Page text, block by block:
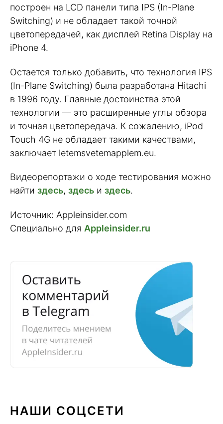
построен на LCD панели типа IPS (In-Plane
Switching) и не обладает такой точной
цветопередачей, как дисплей Retina Display на
iPhone 4.
Остается только добавить, что технология IPS
(In-Plane Switching) была разработана Hitachi
в 1996 году. Главные достоинства этой
технологии — это расширенные углы обзора
и точная цветопередача. К сожалению, iPod
Touch 4G не обладает такими качествами,
заключает letemsvetemapplem.eu.
Видеорепортажи о ходе тестирования можно
найти здесь, здесь и здесь.
Источник: Appleinsider.com
Специально для Appleinsider.ru
НАШИ СОЦСЕТИ